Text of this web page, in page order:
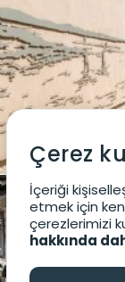
Çerez
İçeriği
etmek için
çerezlerimizi
hakkında